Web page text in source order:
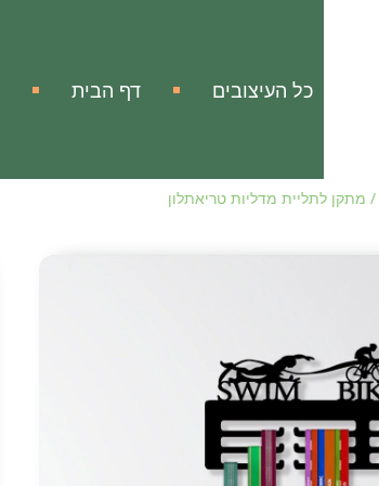
כל העיצובים דף הבית
/ מתקן לתליית מדליות טריאתלון